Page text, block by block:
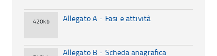
420kb Allegato A - Fasi e attività
Allegato B - Scheda anagrafica